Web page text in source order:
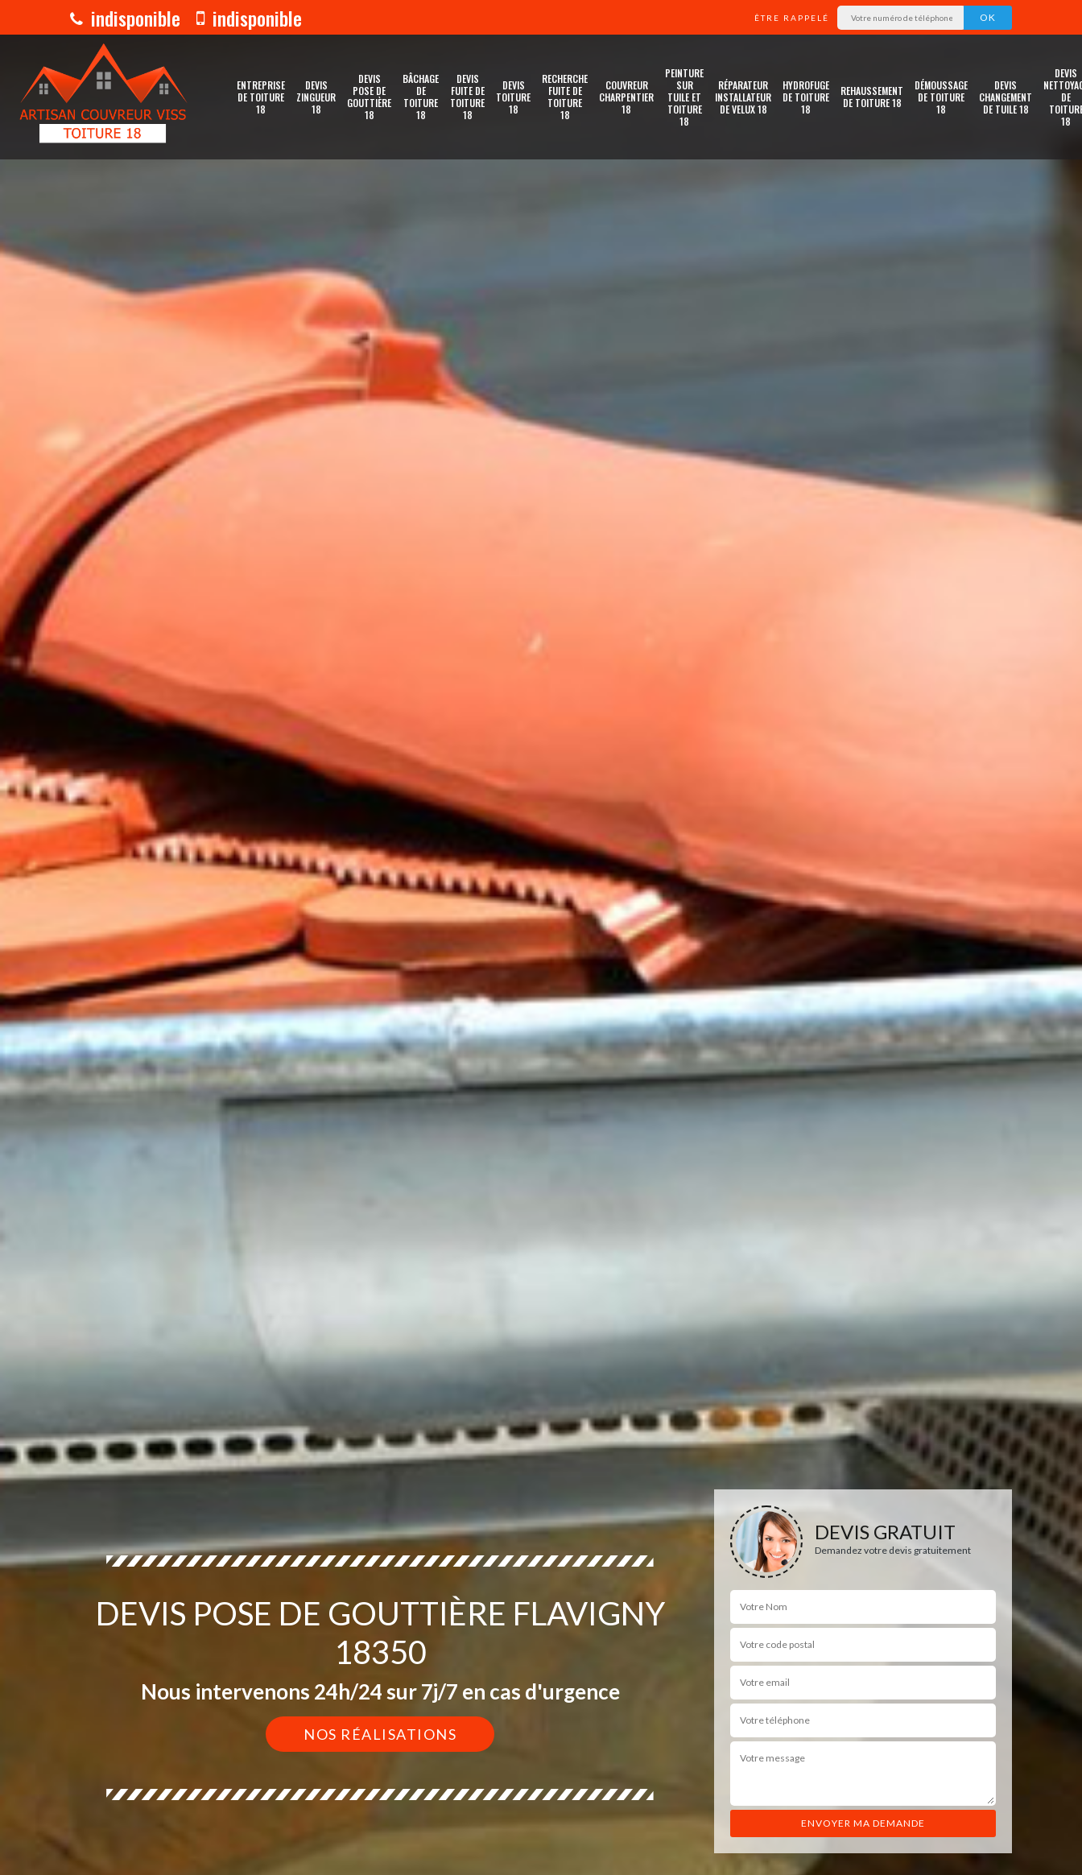
indisponible indisponible ÊTRE RAPPELÉ
ENTREPRISE
DE TOITURE
18
DEVIS
ZINGUEUR
18
DEVIS
POSE DE
GOUTTIÈRE
18
BÂCHAGE
DE
TOITURE
18
DEVIS
FUITE DE
TOITURE
18
DEVIS
TOITURE
18
RECHERCHE
FUITE DE
TOITURE
18
COUVREUR
CHARPENTIER
18
PEINTURE
SUR
TUILE ET
TOITURE
18
RÉPARATEUR
INSTALLATEUR
DE VELUX 18
HYDROFUGE
DE TOITURE
18
REHAUSSEMENT
DE TOITURE 18
DÉMOUSSAGE
DE TOITURE
18
DEVIS
CHANGEMENT
DE TUILE 18
DEVIS
DE
18
DEVIS POSE DE GOUTTIÈRE FLAVIGNY
18350
Nous intervenons 24h/24 sur 7j/7 en cas d'urgence
NOS RÉALISATIONS
DEVIS GRATUIT
Demandez votre devis gratuitement